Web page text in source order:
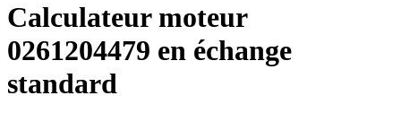
Calculateur moteur
0261204479 en échange
standard